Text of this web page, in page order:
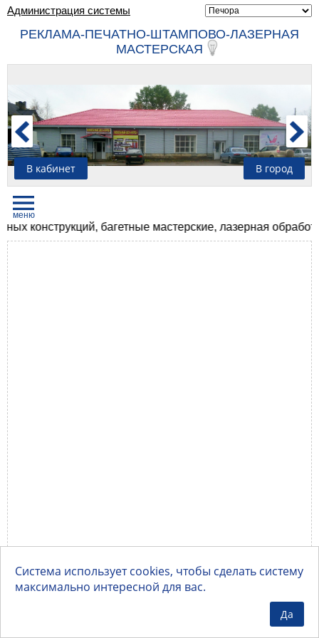
Администрация системы
РЕКЛАМА-ПЕЧАТНО-ШТАМПОВО-ЛАЗЕРНАЯ
МАСТЕРСКАЯ
В кабинет В город
багетные мастерские, лазерная обработка
Система использует cookies, чтобы сделать систему
максимально интересной для вас.
Да